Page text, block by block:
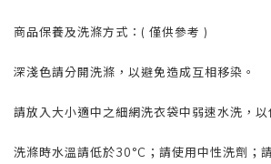
商品保養及洗滌方式：( 僅供參考 )
深淺色請分開洗滌，以避免造成互相移染。
請放入大小適中之細網洗衣袋中弱速水洗，以
洗滌時水溫請低於30°C；請使用中性洗劑；